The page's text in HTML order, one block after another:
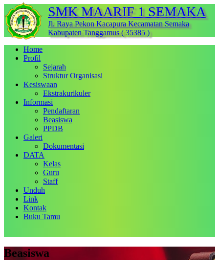
SMK MAARIF 1 SEMAKA
Jl. Raya Pekon Kacapura Kecamatan Semaka
Kabupaten Tanggamus ( 35385 )
Home
Profil
Sejarah
Struktur Organisasi
Kesiswaan
Ekstrakurikuler
Informasi
Pendaftaran
Beasiswa
PPDB
Galeri
Dokumentasi
DATA
Kelas
Guru
Staff
Unduh
Link
Kontak
Buku Tamu
Beasiswa